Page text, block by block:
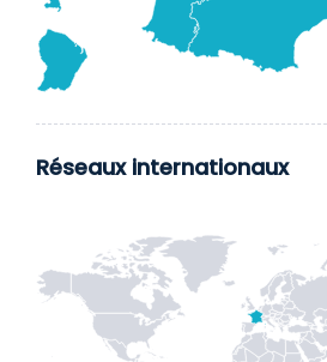
Réseaux internationaux